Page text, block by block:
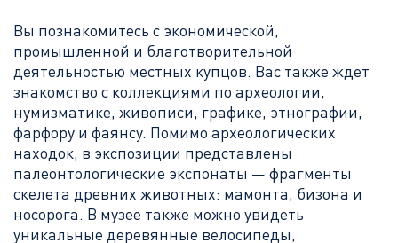
Вы познакомитесь с экономической,
промышленной и благотворительной
деятельностью местных купцов. Вас также ждет
знакомство с коллекциями по археологии,
нумизматике, живописи, графике, этнографии,
фарфору и фаянсу. Помимо археологических
находок, в экспозиции представлены
палеонтологические экспонаты — фрагменты
скелета древних животных: мамонта, бизона и
носорога. В музее также можно увидеть
уникальные деревянные велосипеды,